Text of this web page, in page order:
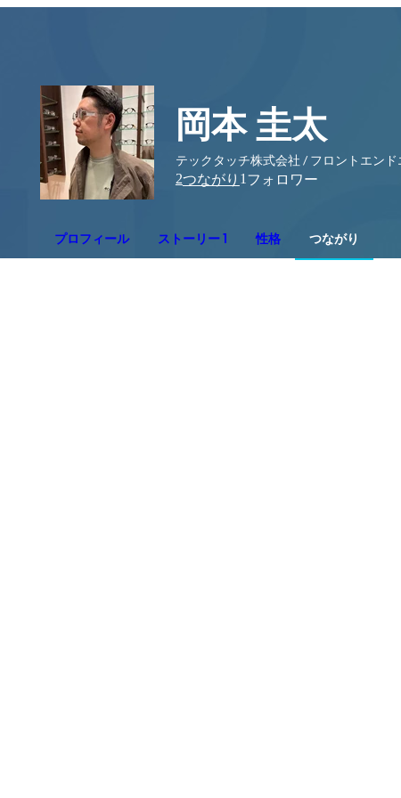
岡本 圭太
テックタッチ株式会社 / フロントエンド
2つながり 1 フォロワー
プロフィール ストーリー 1 性格 つながり